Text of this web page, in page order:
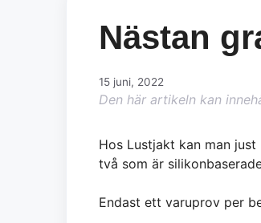
Nästan
15 juni, 2022
Den här artikeln kan
Hos Lustjakt kan man
två som är
Endast ett varuprov per